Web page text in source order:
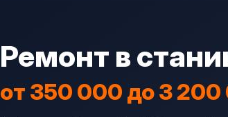
Ремонт в
от 350 000 до 3